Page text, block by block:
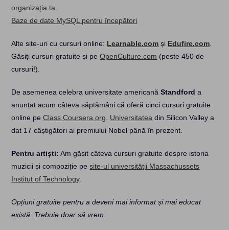
organizația ta.
Baze de date MySQL pentru începători
Alte site-uri cu cursuri online: Learnable.com și Edufire.com.
Găsiți cursuri gratuite și peOpenCulture.com (peste 450 de
cursuri!).
De asemenea celebra universitate americanăStandford a
anunțat acum câteva săptămâni că oferă cinci cursuri gratuite
online peClass.Coursera.org. Universitatea din Silicon Valley a
dat 17 câștigători ai premiului Nobel până în prezent.
Pentru artiști: Am găsit câteva cursuri gratuite despre istoria
muzicii și compoziție pesite-ul universității Massachussets
Institut of Technology.
Opțiuni gratuite pentru a deveni mai informat și mai educat
există. Trebuie doar să vrem.